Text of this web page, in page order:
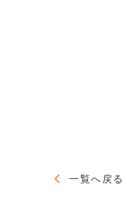
一覧へ戻る